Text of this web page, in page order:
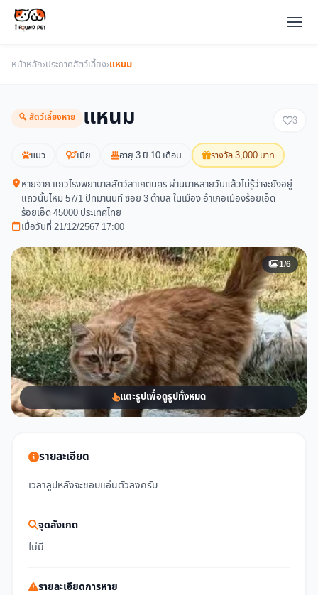
หน้าหลัก›ประกาศสัตว์เลี้ยง›แหนม
🔍 สัตว์เลี้ยงหาย แหนม 3
แมว เมีย อายุ 3 ปี 10 เดือน รางวัล 3,000 บาท
หายจาก แถวโรงพยาบาลสัตว์สาเกตนคร ผ่านมาหลายวันแล้วไม่รู้ว่าจะยังอยู่
แถวนั้นไหม 57/1 ปัทมานนท์ ซอย 3 ตำบล ในเมือง อำเภอเมืองร้อยเอ็ด
ร้อยเอ็ด 45000 ประเทศไทย
เมื่อวันที่ 21/12/2567 17:00
1/6
แตะรูปเพื่อดูรูปทั้งหมด
รายละเอียด
เวลาลูปหลังจะชอบแอ่นตัวลงครับ
จุดสังเกต
ไม่มี
รายละเอียดการหาย